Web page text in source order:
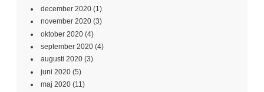
december 2020 (1)
november 2020 (3)
oktober 2020 (4)
september 2020 (4)
augusti 2020 (3)
juni 2020 (5)
maj 2020 (11)